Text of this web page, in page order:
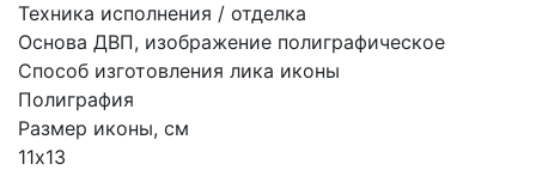
Техника исполнения / отделка
Основа ДВП, изображение полиграфическое
Способ изготовления лика иконы
Полиграфия
Размер иконы, см
11х13